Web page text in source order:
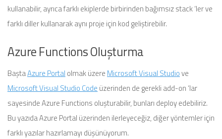
kullanabilir, ayrıca farklı ekiplerde birbirinden bağımsız stack ‘ler ve
farklı diller kullanarak aynı proje için kod geliştirebilir.
Azure Functions Oluşturma
BaştaAzure Portal olmak üzere Microsoft Visual Studiove
Microsoft Visual Studio Code üzerinden de gerekli add-on ‘lar
sayesinde Azure Functions oluşturabilir, bunları deploy edebiliriz.
Bu yazıda Azure Portal üzerinden ilerleyeceğiz, diğer yöntemler için
farklı yazılar hazırlamayı düşünüyorum.